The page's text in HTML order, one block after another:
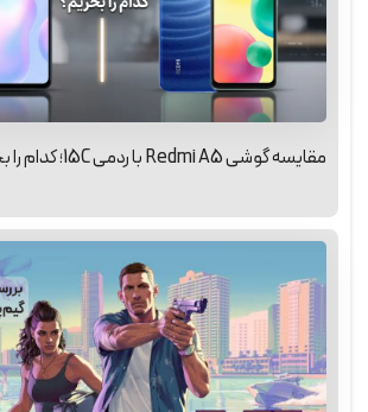
مقایسه گوشی Redmi A5 با ردمی 15C؛ کدام را بخریم؟